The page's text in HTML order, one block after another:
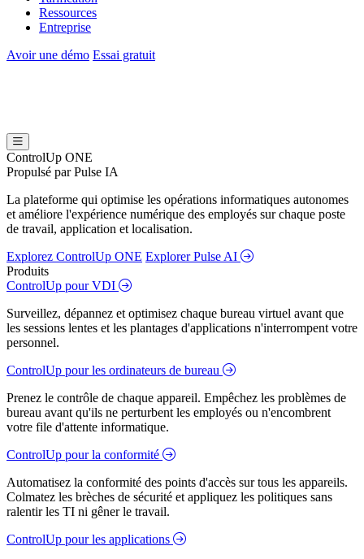
Ressources
Entreprise
Avoir une démo Essai gratuit
ControlUp ONE
Propulsé par Pulse IA
La plateforme qui optimise les opérations informatiques autonomes
et améliore l'expérience numérique des employés sur chaque poste
de travail, application et localisation.
Explorez ControlUp ONE Explorer Pulse AI
Produits
ControlUp pour VDI
Surveillez, dépannez et optimisez chaque bureau virtuel avant que
les sessions lentes et les plantages d'applications n'interrompent votre
personnel.
ControlUp pour les ordinateurs de bureau
Prenez le contrôle de chaque appareil. Empêchez les problèmes de
bureau avant qu'ils ne perturbent les employés ou n'encombrent
votre file d'attente informatique.
ControlUp pour la conformité
Automatisez la conformité des points d'accès sur tous les appareils.
Colmatez les brèches de sécurité et appliquez les politiques sans
ralentir les TI ni gêner le travail.
ControlUp pour les applications